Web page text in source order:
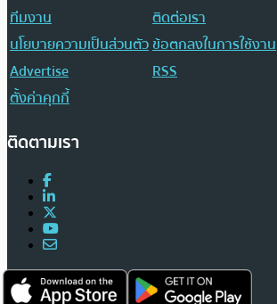
ทีมงาน
ติดต่อเรา
นโยบายความเป็นส่วนตัวข้อตกลงในการใช้งาน
Advertise
RSS
ตั้งค่าคุกกี้
ติดตามเรา